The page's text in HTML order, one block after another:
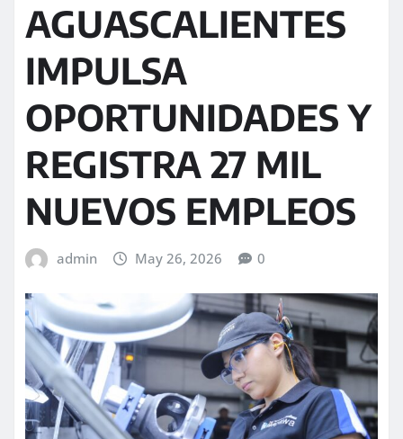
AGUASCALIENTES
IMPULSA
OPORTUNIDADES Y
REGISTRA 27 MIL
NUEVOS EMPLEOS
admin May 26, 2026 0